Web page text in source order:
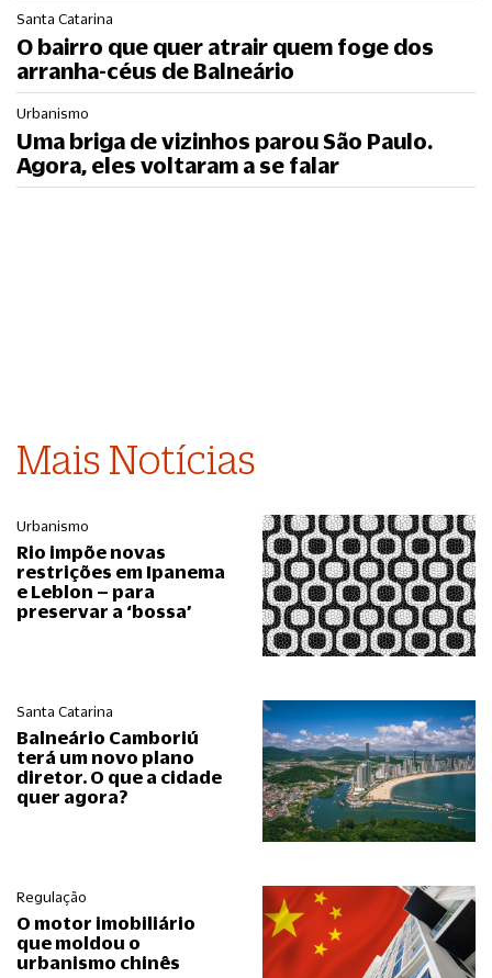
Santa Catarina
O bairro que quer atrair quem foge dos
arranha-céus de Balneário
Urbanismo
Uma briga de vizinhos parou São Paulo.
Agora, eles voltaram a se falar
Mais Notícias
Urbanismo
Rio impõe novas
restrições em Ipanema
e Leblon – para
preservar a ‘bossa’
Santa Catarina
Balneário Camboriú
terá um novo plano
diretor. O que a cidade
quer agora?
Regulação
O motor imobiliário
que moldou o
urbanismo chinês